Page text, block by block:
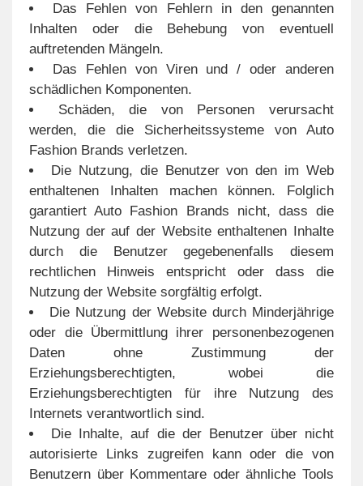
Das Fehlen von Fehlern in den genannten
Inhalten oder die Behebung von eventuell
auftretenden Mängeln.
Das Fehlen von Viren und / oder anderen
schädlichen Komponenten.
Schäden, die von Personen verursacht
werden, die die Sicherheitssysteme von Auto
Fashion Brands verletzen.
Die Nutzung, die Benutzer von den im Web
enthaltenen Inhalten machen können. Folglich
garantiert Auto Fashion Brands nicht, dass die
Nutzung der auf der Website enthaltenen Inhalte
durch die Benutzer gegebenenfalls diesem
rechtlichen Hinweis entspricht oder dass die
Nutzung der Website sorgfältig erfolgt.
Die Nutzung der Website durch Minderjährige
oder die Übermittlung ihrer personenbezogenen
Daten ohne Zustimmung der
Erziehungsberechtigten, wobei die
Erziehungsberechtigten für ihre Nutzung des
Internets verantwortlich sind.
Die Inhalte, auf die der Benutzer über nicht
autorisierte Links zugreifen kann oder die von
Benutzern über Kommentare oder ähnliche Tools